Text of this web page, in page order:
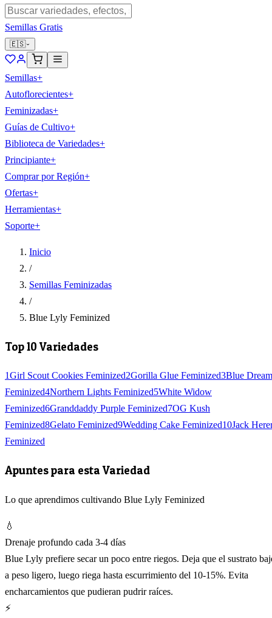
Semillas Gratis
🇪🇸
Semillas+
Autoflorecientes+
Feminizadas+
Guías de Cultivo+
Biblioteca de Variedades+
Principiante+
Comprar por Región+
Ofertas+
Herramientas+
Soporte+
Inicio
/
Semillas Feminizadas
/
Blue Lyly Feminized
Top 10 Variedades
1Girl Scout Cookies Feminized2Gorilla Glue Feminized3Blue Dream
Feminized4Northern Lights Feminized5White Widow
Feminized6Granddaddy Purple Feminized7OG Kush
Feminized8Gelato Feminized9Wedding Cake Feminized10Jack
Feminized
Apuntes para esta Variedad
Lo que aprendimos cultivando Blue Lyly Feminized
💧
Drenaje profundo cada 3-4 días
Blue Lyly prefiere secar un poco entre riegos. Deja que el sustrato
a peso ligero, luego riega hasta escurrimiento del 10-15%. Evita
encharcamientos que pudieran pudrir raíces.
⚡